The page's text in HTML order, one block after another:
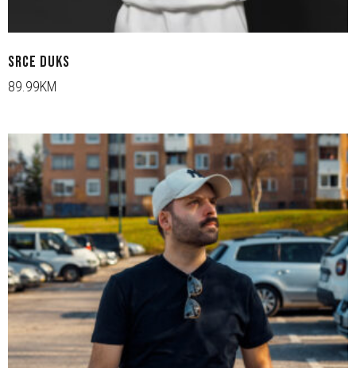
SRCE DUKS
89.99KM